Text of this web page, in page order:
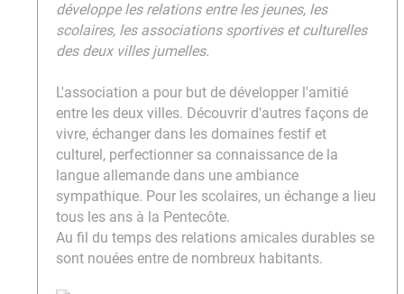
développe les relations entre les jeunes, les
scolaires, les associations sportives et culturelles
des deux villes jumelles.
L'association a pour but de développer l'amitié
entre les deux villes. Découvrir d'autres façons de
vivre, échanger dans les domaines festif et
culturel, perfectionner sa connaissance de la
langue allemande dans une ambiance
sympathique. Pour les scolaires, un échange a lieu
tous les ans à la Pentecôte.
Au fil du temps des relations amicales durables se
sont nouées entre de nombreux habitants.